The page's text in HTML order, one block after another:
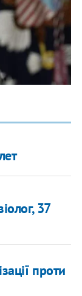
37
проти